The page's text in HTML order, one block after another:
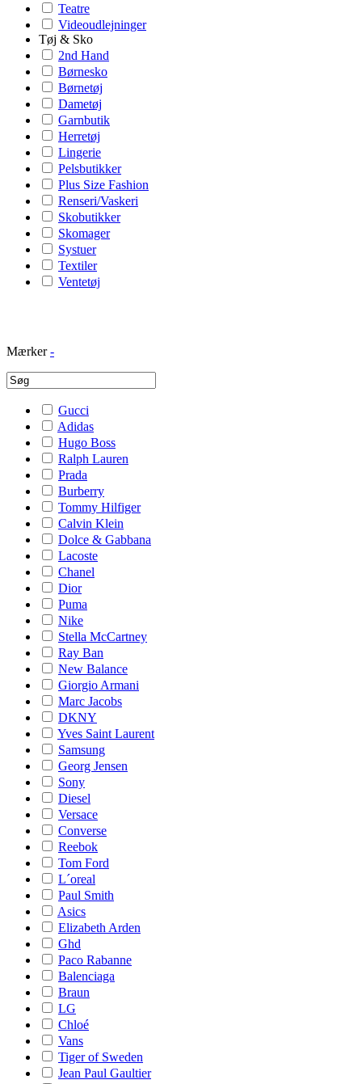
Teatre
Videoudlejninger
Tøj & Sko
2nd Hand
Børnesko
Børnetøj
Dametøj
Garnbutik
Herretøj
Lingerie
Pelsbutikker
Plus Size Fashion
Renseri/Vaskeri
Skobutikker
Skomager
Systuer
Textiler
Ventetøj
Mærker -
Gucci
Adidas
Hugo Boss
Ralph Lauren
Prada
Burberry
Tommy Hilfiger
Calvin Klein
Dolce & Gabbana
Lacoste
Chanel
Dior
Puma
Nike
Stella McCartney
Ray Ban
New Balance
Giorgio Armani
Marc Jacobs
DKNY
Yves Saint Laurent
Samsung
Georg Jensen
Sony
Diesel
Versace
Converse
Reebok
Tom Ford
L´oreal
Paul Smith
Asics
Elizabeth Arden
Ghd
Paco Rabanne
Balenciaga
Braun
LG
Chloé
Vans
Tiger of Sweden
Jean Paul Gaultier